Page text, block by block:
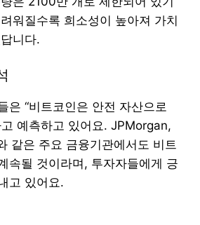
워질수록 희소성이 높아져 가치
니다.
은 “비트코인은 안전 자산으로
예측하고 있어요. JPMorgan,
같은 주요 금융기관에서도 비트
속될 것이라며, 투자자들에게 긍
고 있어요.